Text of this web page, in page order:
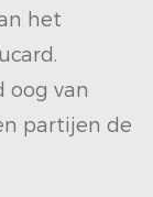
het
oog van
partijen de